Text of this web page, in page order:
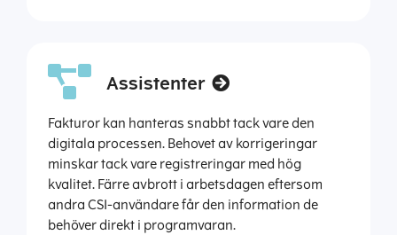
Assistenter
Fakturor kan hanteras snabbt tack vare den
digitala processen. Behovet av korrigeringar
minskar tack vare registreringar med hög
kvalitet. Färre avbrott i arbetsdagen eftersom
andra CSI-användare får den information de
behöver direkt i programvaran.